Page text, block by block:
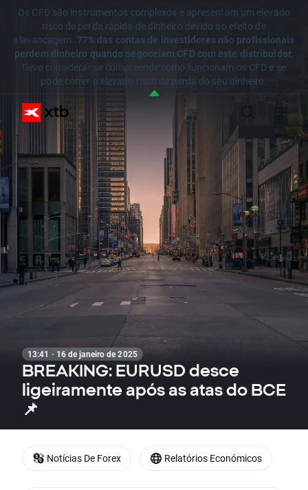
Os CFD são instrumentos complexos e apresentam um elevado
risco de perda rápida de dinheiro devido ao efeito de
alavancagem. 77% das contas de investidores não profissionais
perdem dinheiro quando negoceiam CFD com este distribuidor.
Deve considerar se compreende como funcionam os CFD e se
pode correr o elevado risco de perda do seu dinheiro.
13:41 · 16 de janeiro de 2025
BREAKING: EURUSD desce
ligeiramente após as atas do BCE
📌
Notícias De Forex Relatórios Económicos